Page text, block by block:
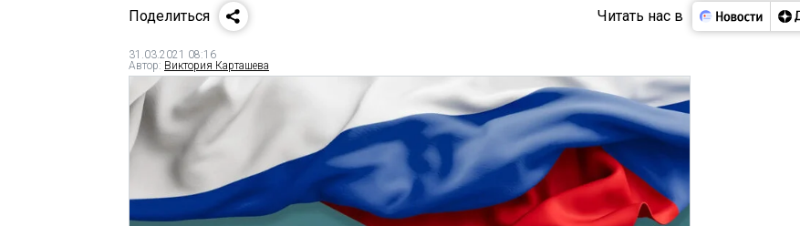
Поделиться
Читать нас в
31.03.2021 08:16
Автор: Виктория Карташева